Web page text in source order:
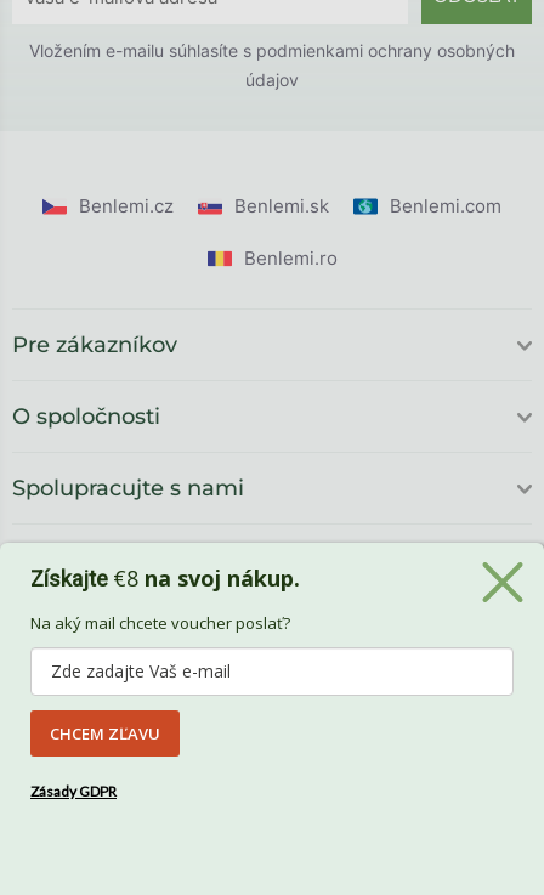
Vložením e-mailu súhlasíte s podmienkami ochrany osobných
údajov
Benlemi.cz Benlemi.sk Benlemi.com
Benlemi.ro
Pre zákazníkov
O spoločnosti
Spolupracujte s nami
Benlemi
Získajte €8 na svoj nákup.
Na aký mail chcete voucher poslať?
CHCEM ZĽAVU
Zásady GDPR